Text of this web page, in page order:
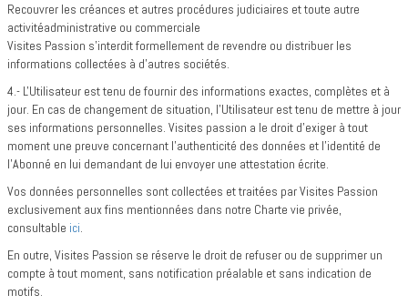
Recouvrer les créances et autres procédures judiciaires et toute autre
activitéadministrative ou commerciale
Visites Passion s’interdit formellement de revendre ou distribuer les
informations collectées à d’autres sociétés.
4.- L'Utilisateur est tenu de fournir des informations exactes, complètes et à
jour. En cas de changement de situation, l'Utilisateur est tenu de mettre à jour
ses informations personnelles. Visites passion a le droit d'exiger à tout
moment une preuve concernant l'authenticité des données et l'identité de
l'Abonné en lui demandant de lui envoyer une attestation écrite.
Vos données personnelles sont collectées et traitées par Visites Passion
exclusivement aux fins mentionnées dans notre Charte vie privée,
consultable ici.
En outre, Visites Passion se réserve le droit de refuser ou de supprimer un
compte à tout moment, sans notification préalable et sans indication de
motifs.